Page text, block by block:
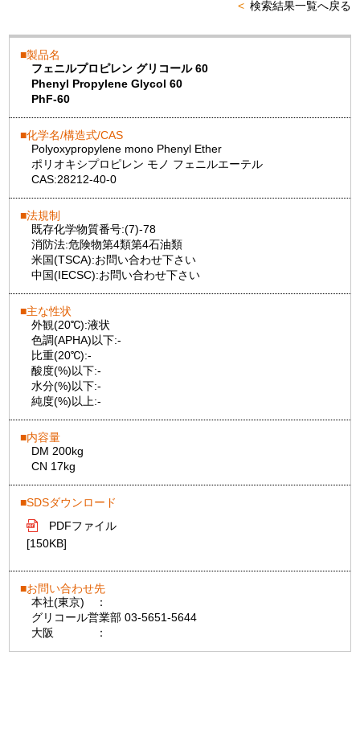
検索結果一覧へ戻る
製品名
フェニルプロピレン グリコール 60
Phenyl Propylene Glycol 60
PhF-60
化学名/構造式/CAS
Polyoxypropylene mono Phenyl Ether
ポリオキシプロピレン モノ フェニルエーテル
CAS:28212-40-0
法規制
既存化学物質番号:(7)-78
消防法:危険物第4類第4石油類
米国(TSCA):お問い合わせ下さい
中国(IECSC):お問い合わせ下さい
主な性状
外観(20℃):液状
色調(APHA)以下:-
比重(20℃):-
酸度(%)以下:-
水分(%)以下:-
純度(%)以上:-
内容量
DM 200kg
CN 17kg
SDSダウンロード
PDFファイル
[150KB]
お問い合わせ先
本社(東京)
：
グリコール営業部 03-5651-5644
大阪
：